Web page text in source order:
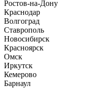
Ростов-на-Дону
Краснодар
Волгоград
Ставрополь
Новосибирск
Красноярск
Омск
Иркутск
Кемерово
Барнаул